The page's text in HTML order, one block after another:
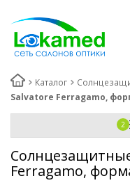
Каталог
Salvatore Ferragamo,
Ferragamo,